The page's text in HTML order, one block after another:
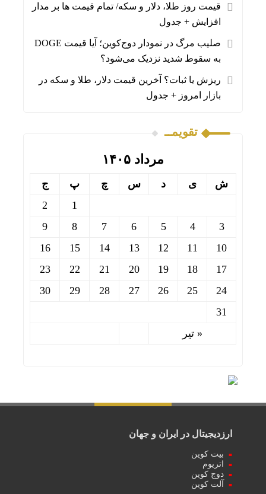
قیمت روز طلا، دلار و سکه/ تمام قیمت ها بر مدار
افزایش + جدول
صلیب مرگ در نمودار دوج‌کوین؛ آیا قیمت DOGE
به سقوط شدید نزدیک می‌شود؟
ریزش یا ثبات؟ آخرین قیمت دلار، طلا و سکه در
بازار امروز + جدول
تقویمــ
مرداد ۱۴۰۵
ش ی د س چ پ ج
« تیر
1
2
3
4
5
6
7
8
9
10
11
12
13
14
15
16
17
18
19
20
21
22
23
24
25
26
27
28
29
30
31
ارزدیجیتال در ایران و جهان
بیت کوین
اتریوم
دوج کوین
آلت کوین